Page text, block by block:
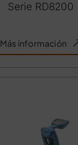
Serie RD8200
Más información